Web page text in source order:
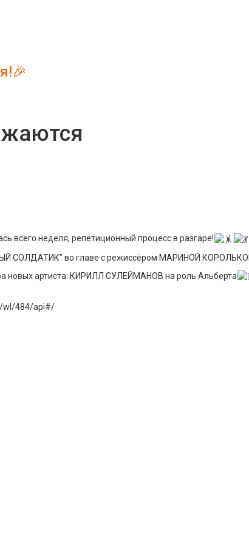
всего неделя, репетиционный процесс в разгаре!
СОЛДАТИК” во главе с режиссёром МАРИНОЙ
новых артиста: КИРИЛЛ СУЛЕЙМАНОВ на роль Альберта
wl/484/api#/